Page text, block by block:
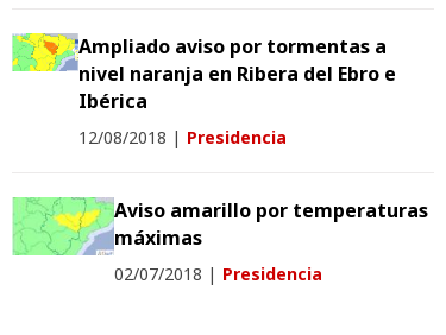
Ampliado aviso por tormentas a
nivel naranja en Ribera del Ebro e
Ibérica
12/08/2018 | Presidencia
Aviso amarillo por temperaturas
máximas
02/07/2018 | Presidencia